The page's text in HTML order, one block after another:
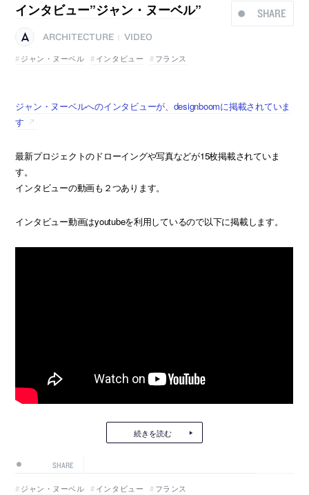
SHARE
インタビュー”ジャン・ヌーベル”
ARCHITECTURE
VIDEO
ジャン・ヌーベル
インタビュー フランス
ジャン・ヌーベルへのインタビューが、designboomに掲載されていま
す
最新プロジェクトのドローイングや写真などが15枚掲載されていま
す。
インタビューの動画も２つあります。
インタビュー動画はyoutubeを利用しているので以下に掲載します。
続きを読む
SHARE
ジャン・ヌーベル インタビュー フランス